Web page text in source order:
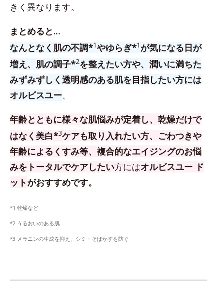
きく異なります。
まとめると…
なんとなく肌の不調*1やゆらぎ*1 が気になる日が
増え、肌の調子*2を整えたい方や、潤いに満ちた
みずみずしく透明感のある肌を目指したい方には
オルビスユー、
年齢とともに様々な肌悩みが定着し、乾燥だけで
はなく美白*3ケアも取り入れたい方、 ごわつきや
年齢によるくすみ等、複合的なエイジングのお悩
みをトータルでケアしたい方にはオルビスユー ド
ットがおすすめです。
*1 乾燥など
*2 うるおいのある肌
*3 メラニンの生成を抑え、シミ・そばかすを防ぐ